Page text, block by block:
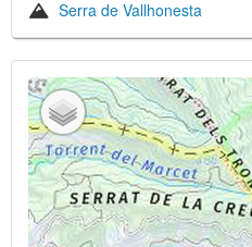
Serra de Vallhonesta